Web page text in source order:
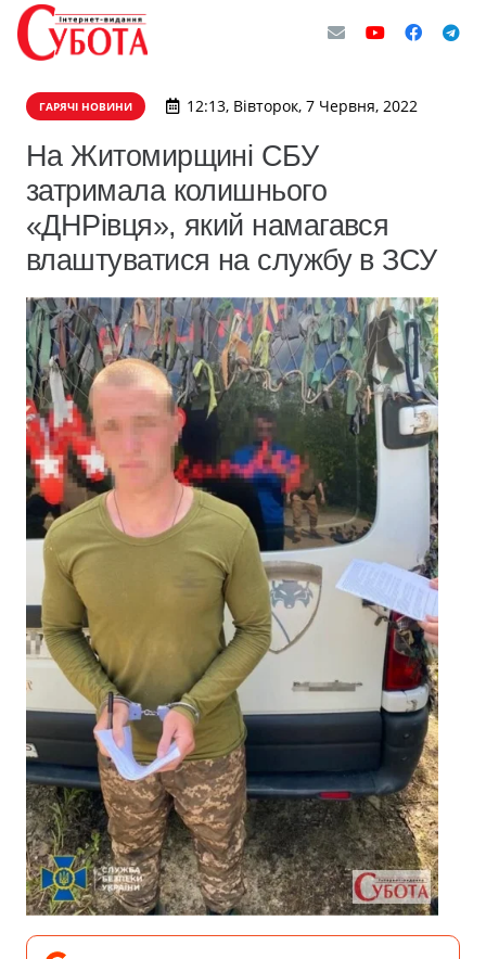
ГАРЯЧІ НОВИНИ 12:13, Вівторок, 7 Червня, 2022
На Житомирщині СБУ
затримала колишнього
«ДНРівця», який намагався
влаштуватися на службу в ЗСУ